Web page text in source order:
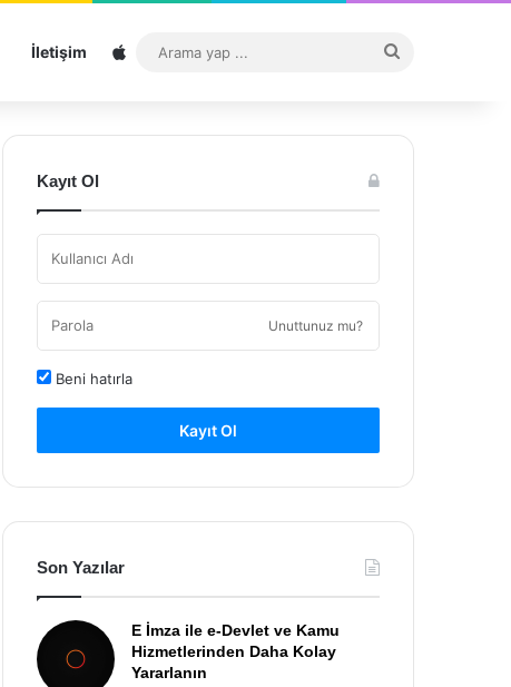
İletişim Sitemap
...
Kayıt Ol
Unuttunuz mu?
Beni hatırla
Kayıt Ol
Son Yazılar
E İmza ile e-Devlet ve Kamu
Hizmetlerinden Daha Kolay
Yararlanın